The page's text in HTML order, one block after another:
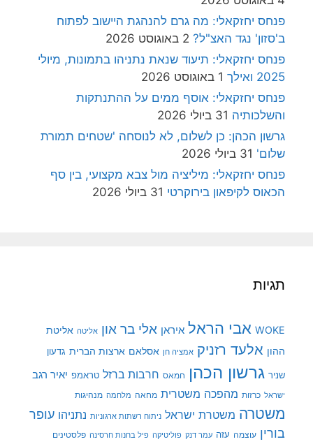
פנחס יחזקאלי: מה גרם להנהגת היישוב לפתוח
ב'סזון' נגד האצ"ל? 2 באוגוסט 2026
פנחס יחזקאלי: תיעוד שנאת נתניהו בתמונות, מיולי
2025 ואילך
1 באוגוסט 2026
פנחס יחזקאלי: אוסף ממים על ההתנתקות
והשלכותיה 31 ביולי 2026
גרשון הכהן: כן לשלום, לא לנוסחה 'שטחים תמורת
שלום' 31 ביולי 2026
פנחס יחזקאלי: מיליציה מול צבא מקצועי, בין סף
הכאוס לקיפאון בירוקרטי 31 ביולי 2026
תגיות
WOKE אבי הראל איראן אלי בר און אליטה אליטת
ההון אלעד רזניק אמציה חן אסלאם ארצות הברית גדעון
שניר גרשון הכהן חמאס חרבות ברזל טראמפ יאיר רגב
ישראל כרזות מהפכה משטרית מחאה מלחמה מנהיגות
משטרה משטרת ישראל ניתוח רשתות ארגוניות נתניהו עופר
בורין עוצמה עזה עמר דנק פוליטיקה פיל בחנות חרסינה פלסטינים